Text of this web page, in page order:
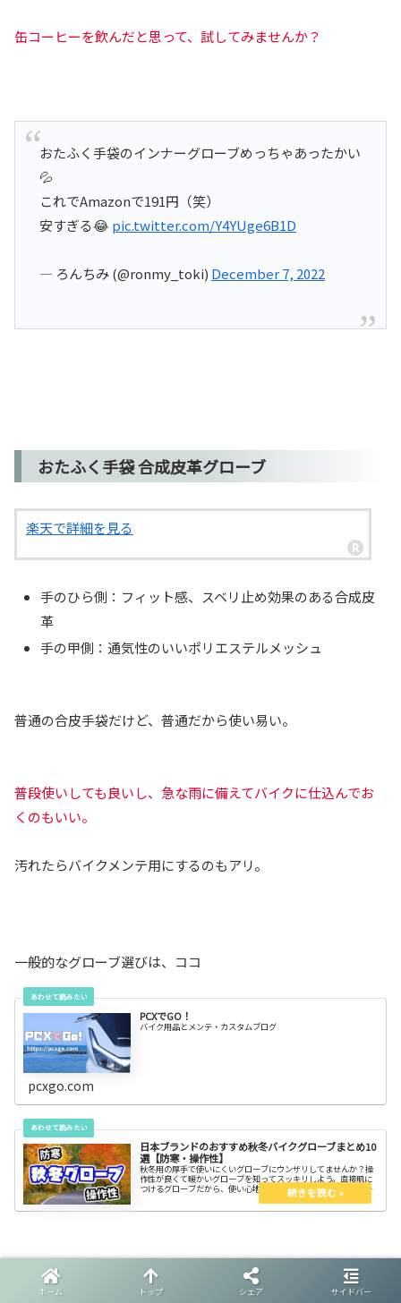
缶コーヒーを飲んだと思って、試してみませんか？
おたふく手袋のインナーグローブめっちゃあったかい
💦
これでAmazonで191円（笑）
安すぎる😂 pic.twitter.com/Y4YUge6B1D
— ろんちみ (@ronmy_toki) December 7, 2022
おたふく手袋 合成皮革グローブ
楽天で詳細を見る
手のひら側：フィット感、スベリ止め効果のある合成皮
革
手の甲側：通気性のいいポリエステルメッシュ
普通の合皮手袋だけど、普通だから使い易い。
普段使いしても良いし、急な雨に備えてバイクに仕込んでお
くのもいい。
汚れたらバイクメンテ用にするのもアリ。
一般的なグローブ選びは、ココ
PCXでGO！
バイク用品とメンテ・カスタムブログ
pcxgo.com
日本ブランドのおすすめ秋冬バイクグローブまとめ10
選【防寒・操作性】
秋冬用の厚手で使いにくいグローブにウンザリしてませんか？操
作性が良くて暖かいグローブを知ってスッキリしよう。直接肌に
つけるグローブだから、使い心地にこだわりたい。暖かくて使い
やすいグローブで指先を守れば、冬でもバイクを楽しめるに違い
ない。
ホーム トップ シェア サイドバー